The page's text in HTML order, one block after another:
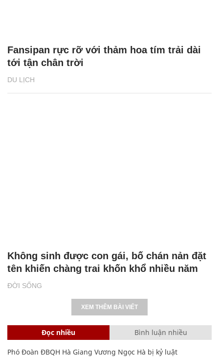
DU LỊCH
Fansipan rực rỡ với thảm hoa tím trải dài
tới tận chân trời
ĐỜI SỐNG
Không sinh được con gái, bố chán nản đặt
tên khiến chàng trai khốn khổ nhiều năm
XEM THÊM BÀI VIẾT
Đọc nhiều Bình luận nhiều
Phó Đoàn ĐBQH Hà Giang Vương Ngọc Hà bị kỷ luật